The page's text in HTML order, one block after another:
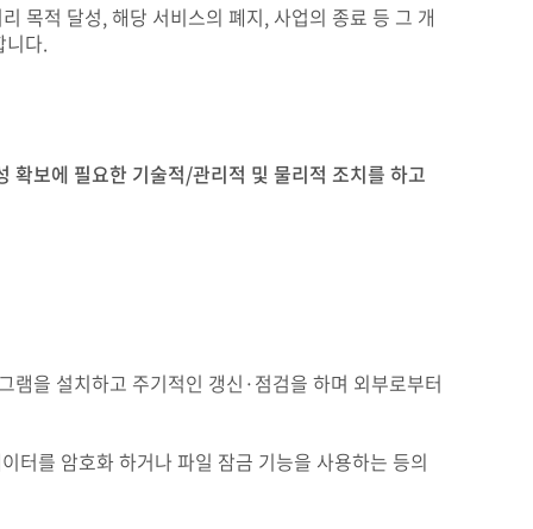
목적 달성, 해당 서비스의 폐지, 사업의 종료 등 그 개
니다.
보에 필요한 기술적/관리적 및 물리적 조치를 하고
을 설치하고 주기적인 갱신·점검을 하며 외부로부터
터를 암호화 하거나 파일 잠금 기능을 사용하는 등의